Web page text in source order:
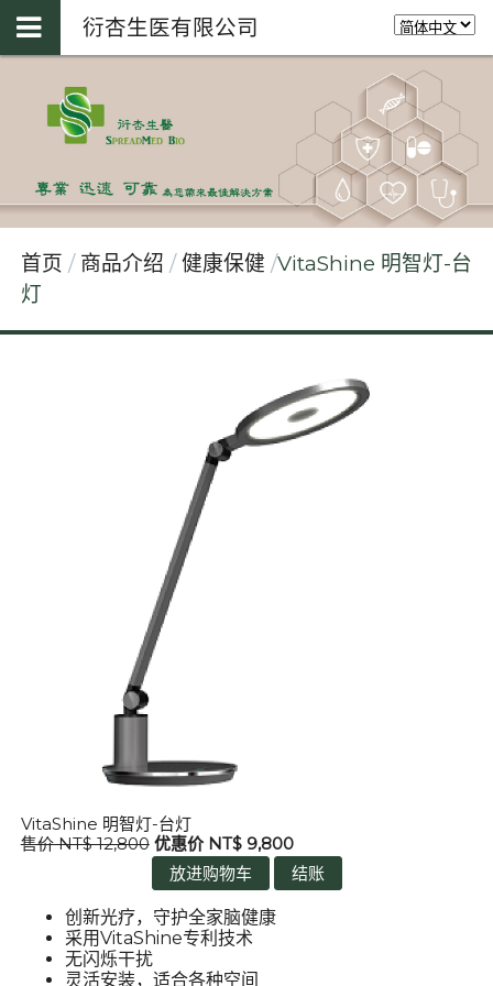
衍杏生医有限公司
首页 商品介绍 健康保健 VitaShine 明智灯-台
灯
VitaShine 明智灯-台灯
售价 NT$ 12,800 优惠价 NT$ 9,800
创新光疗，守护全家脑健康
采用VitaShine专利技术
无闪烁干扰
灵活安装，适合各种空间